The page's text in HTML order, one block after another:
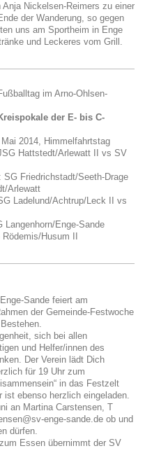
Anja Nickelsen-Reimers zu einer
der Wanderung, so gegen
uns am Sportheim in Enge
und Leckeres vom Grill.
im Arno-Ohlsen-
der E- bis C-
2014, Himmelfahrtstag
Hattstedt/Arlewatt II vs SV
SG Friedrichstadt/Seeth-Drage
Arlewatt
Ladelund/Achtrup/Leck II vs
Langenhorn/Enge-Sande
Husum II
Sande feiert am
der Gemeinde-Festwoche
sich bei allen
und Helfer/innen des
Der Verein lädt Dich
für 19 Uhr zum
in das Festzelt
ist ebenso herzlich eingeladen.
an Martina Carstensen, T
enge-sande.de ob und
dürfen.
Essen übernimmt der SV